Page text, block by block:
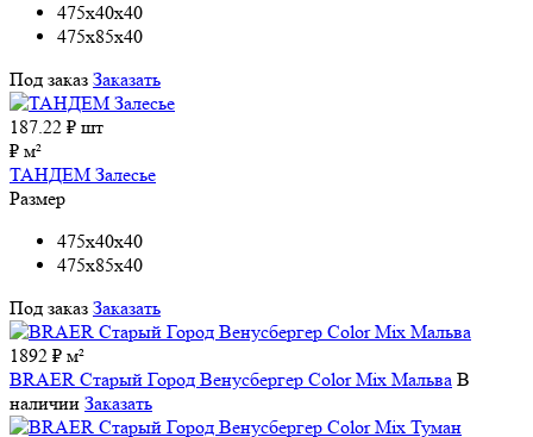
475x40x40
475x85x40
Под заказ Заказать
187.22 ₽ шт
₽ м²
ТАНДЕМ Залесье
Размер
475x40x40
475x85x40
Под заказ Заказать
1892 ₽ м²
BRAER Старый Город Венусбергер Color Mix Мальва В
наличии Заказать